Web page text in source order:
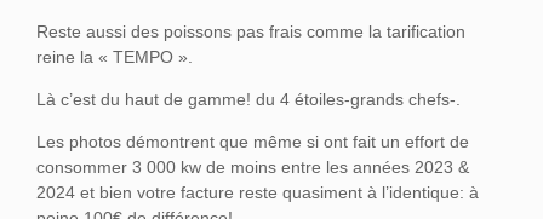
Reste aussi des poissons pas frais comme la tarification
reine la « TEMPO ».
Là c’est du haut de gamme! du 4 étoiles-grands chefs-.
Les photos démontrent que même si ont fait un effort de
consommer 3 000 kw de moins entre les années 2023 &
2024 et bien votre facture reste quasiment à l’identique: à